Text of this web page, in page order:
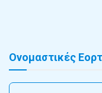
Ονομαστικές